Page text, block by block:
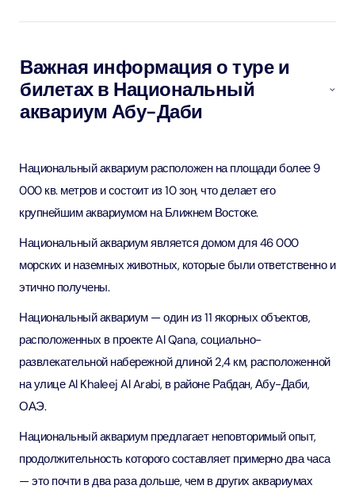
Важная информация о туре и
билетах в Национальный
аквариум Абу-Даби
Национальный аквариум расположен на площади более 9
000 кв. метров и состоит из 10 зон, что делает его
крупнейшим аквариумом на Ближнем Востоке.
Национальный аквариум является домом для 46 000
морских и наземных животных, которые были ответственно и
этично получены.
Национальный аквариум — один из 11 якорных объектов,
расположенных в проекте Al Qana, социально-
развлекательной набережной длиной 2,4 км, расположенной
на улице Al Khaleej Al Arabi, в районе Рабдан, Абу-Даби,
ОАЭ.
Национальный аквариум предлагает неповторимый опыт,
продолжительность которого составляет примерно два часа
— это почти в два раза дольше, чем в других аквариумах